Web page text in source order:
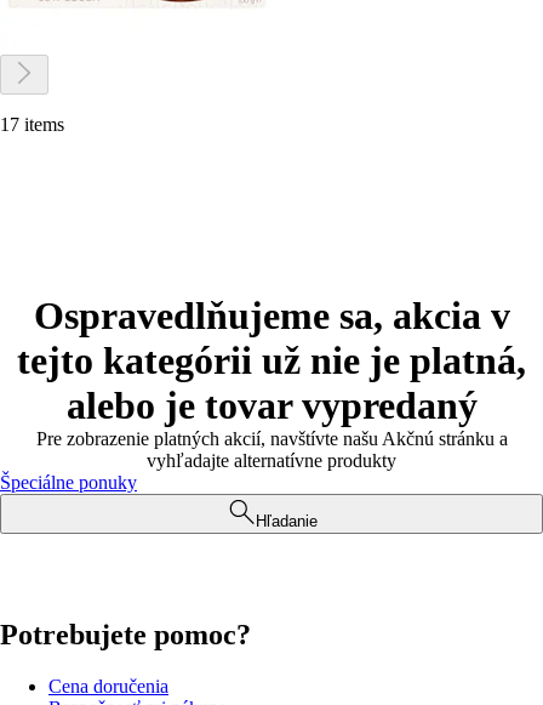
17 items
Ospravedlňujeme sa, akcia v
tejto kategórii už nie je platná,
alebo je tovar vypredaný
Pre zobrazenie platných akcií, navštívte našu Akčnú stránku a
vyhľadajte alternatívne produkty
Špeciálne ponuky
Hľadanie
Potrebujete pomoc?
Cena doručenia